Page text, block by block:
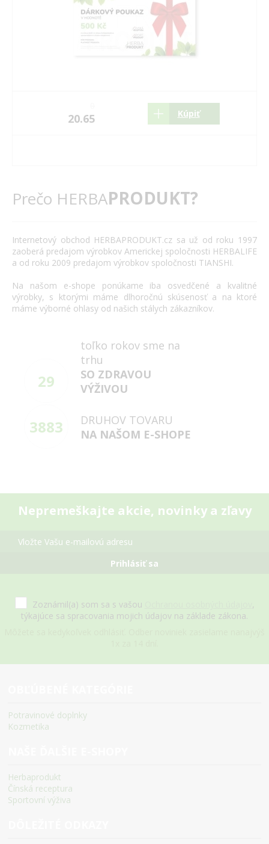
20.65 Kúpiť
Prečo HERBAPRODUKT?
Internetový obchod HERBAPRODUKT.cz sa už od roku 1997
zaoberá predajom výrobkov Americkej spoločnosti HERBALIFE
a od roku 2009 predajom výrobkov spoločnosti TIANSHI.
Na našom
e-shope ponúkame iba osvedčené a
kvalitné
výrobky, s ktorými máme dlhoročnú skúsenosť a na ktoré
máme výborné ohlasy od našich stálych zákazníkov.
29
toľko rokov sme na
trhu
SO ZDRAVOU
VÝŽIVOU
3883
DRUHOV TOVARU
NA NAŠOM E-SHOPE
Nepremeškajte akcie, novinky a zľavy
Prihlásiť sa
Zoznámil(a) som sa s vašou
,
týkajúce sa spracovania mojich údajov na základe zákona.
Potravinové doplnky
Kozmetika
Herbaprodukt
Čínská receptura
Sportovní výživa